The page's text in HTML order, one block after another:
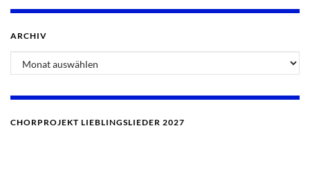
ARCHIV
CHORPROJEKT LIEBLINGSLIEDER 2027